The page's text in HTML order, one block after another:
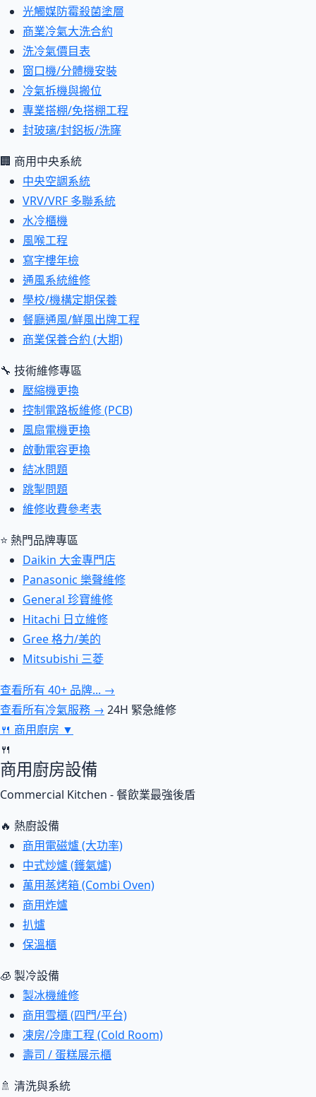
光觸媒防霉殺菌塗層
商業冷氣大洗合約
洗冷氣價目表
窗口機/分體機安裝
冷氣拆機與搬位
專業搭棚/免搭棚工程
封玻璃/封鋁板/洗窿
🏢 商用中央系統
中央空調系統
VRV/VRF 多聯系統
水冷櫃機
風喉工程
寫字樓年檢
通風系統維修
學校/機構定期保養
餐廳通風/鮮風出牌工程
商業保養合約 (大期)
🔧 技術維修專區
壓縮機更換
控制電路板維修 (PCB)
風扇電機更換
啟動電容更換
結冰問題
跳掣問題
維修收費參考表
⭐ 熱門品牌專區
Daikin 大金專門店
Panasonic 樂聲維修
General 珍寶維修
Hitachi 日立維修
Gree 格力/美的
Mitsubishi 三菱
查看所有 40+ 品牌... →
查看所有冷氣服務 → 24H 緊急維修
🍴 商用廚房 ▼
🍴
商用廚房設備
Commercial Kitchen - 餐飲業最強後盾
🔥 熱廚設備
商用電磁爐 (大功率)
中式炒爐 (鑊氣爐)
萬用蒸烤箱 (Combi Oven)
商用炸爐
扒爐
保溫櫃
🧊 製冷設備
製冰機維修
商用雪櫃 (四門/平台)
凍房/冷庫工程 (Cold Room)
壽司 / 蛋糕展示櫃
🚿 清洗與系統